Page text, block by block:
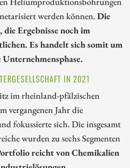
werden können.Die
die Ergebnisse noch im
Es handelt sich somit um
IN 2021
im rheinland-pfälzischen
vergangenen Jahr die
fokussierte sich. Die insgesamt
wurden zu sechs Segmenten
reicht von Chemikalien